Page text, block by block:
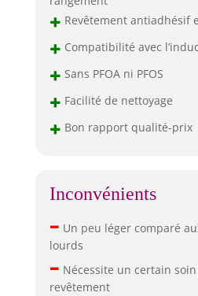
+ Revêtement antiadhésif
+ Compatibilité avec
+ Sans PFOA ni PFOS
+ Facilité de nettoyage
+ Bon rapport qualité-prix
Inconvénients
– Un peu léger comparé
lourds
– Nécessite un certain
revêtement